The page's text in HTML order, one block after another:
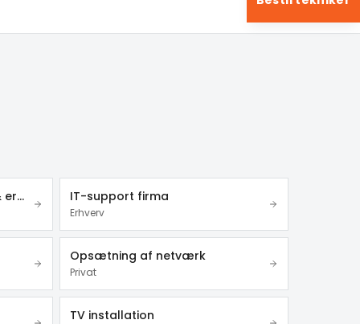
Videoovervågning – privat & erhverv IT-support firma
Erhverv
Opsætning af netværk
Privat
TV installation